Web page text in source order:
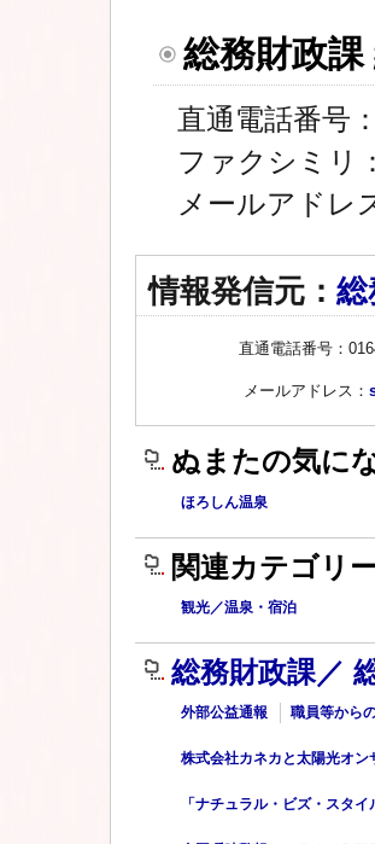
総務財政
直通電話番号
ファクシミリ
メールアドレ
情報発信元：
直通電話番号：
メールアドレス：
ぬまたの気に
ほろしん温泉
関連カテゴリ
観光／温泉・宿泊
総務財政課／
外部公益通報 職員等から
株式会社カネカと太陽光オ
「ナチュラル・ビズ・スタ